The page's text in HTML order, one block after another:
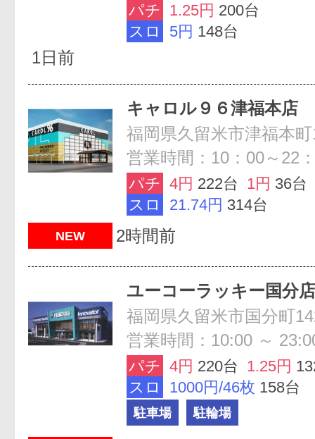
パチ 1.25円 200台
スロ
5円 148台
1日前
キャロル９６津福本店
福岡県久留米市津福本
営業時間：10：00～22
パチ 4円 222台 1円 36台
スロ
21.74円 314台
NEW 2時間前
ユーコーラッキー国分店
福岡県久留米市国分町
営業時間：10:00 ～
パチ 4円 220台 1.25円
スロ
1000円/46枚 158台
駐車場 駐輪場